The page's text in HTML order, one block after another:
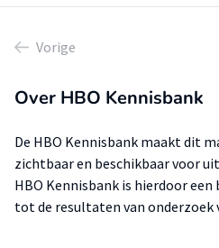
Vorige
Over HBO Kennisbank
De HBO Kennisbank maakt dit
zichtbaar en beschikbaar voor
HBO Kennisbank is hierdoor
tot de resultaten van onderzoek